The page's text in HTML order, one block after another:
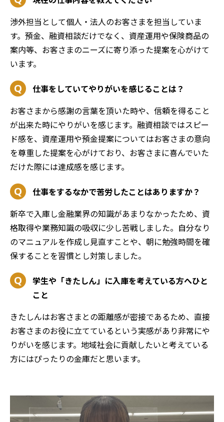
渉外担当として個人・法人のお客さまを担当していま
す。預金、融資相談だけでなく、資産運用や保険商品の
案内等、お客さまのニーズに寄り添った提案を心がけて
います。
仕事をしていてやりがいを感じることは？
お客さまから感謝の言葉を頂いた時や、信頼を得ること
が出来た時にやりがいを感じます。融資相談ではスピー
ド感を、資産運用や預金提案についてはお客さまの意向
を尊重した提案を心がけており、お客さまに喜んでいた
だけた際には達成感を感じます。
仕事をするなかで苦労したことはありますか？
新卒で入庫し金融業界の知識があまりなかったため、資
格取得や業務知識の吸収に少し苦戦しました。自分なり
のマニュアルを作成し見直すことや、朝に勉強時間を確
保することを習慣とし対策しました。
学生や「きたしん」に入庫を考えている方へひと
こと
きたしんはお客さまとの距離感が密接であるため、直接
お客さまのお役に立てているという実感があり非常にや
りがいを感じます。地域社会に貢献したいと考えている
方にはぴったりの金庫だと思います。